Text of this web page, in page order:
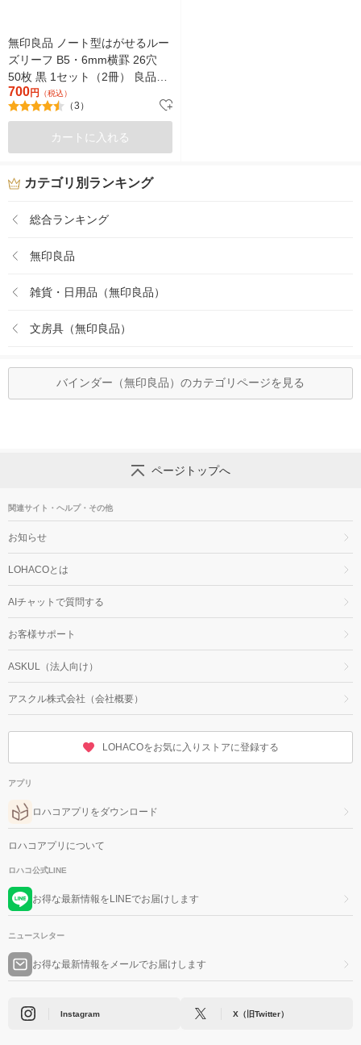
無印良品 ノート型はがせるルー
ズリーフ B5・6mm横罫 26穴
50枚 黒 1セット（2冊） 良品計
画
700円 （税込）
（3）
カートに入れる
カテゴリ別ランキング
総合ランキング
無印良品
雑貨・日用品（無印良品）
文房具（無印良品）
バインダー（無印良品）のカテゴリページを見る
ページトップへ
関連サイト・ヘルプ・その他
お知らせ
LOHACOとは
AIチャットで質問する
お客様サポート
ASKUL（法人向け）
アスクル株式会社（会社概要）
LOHACOをお気に入りストアに登録する
アプリ
ロハコアプリをダウンロード
ロハコアプリについて
ロハコ公式LINE
お得な最新情報をLINEでお届けします
ニュースレター
お得な最新情報をメールでお届けします
Instagram X（旧Twitter）